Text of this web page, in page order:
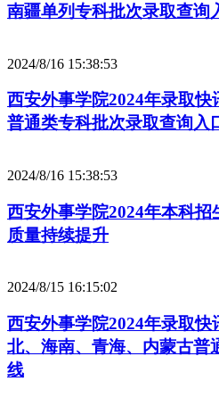
南疆单列专科批次录取查询
2024/8/16 15:38:53
西安外事学院2024年录取快
普通类专科批次录取查询入
2024/8/16 15:38:53
西安外事学院2024年本科
质量持续提升
2024/8/15 16:15:02
西安外事学院2024年录取快
北、海南、青海、内蒙古普
线